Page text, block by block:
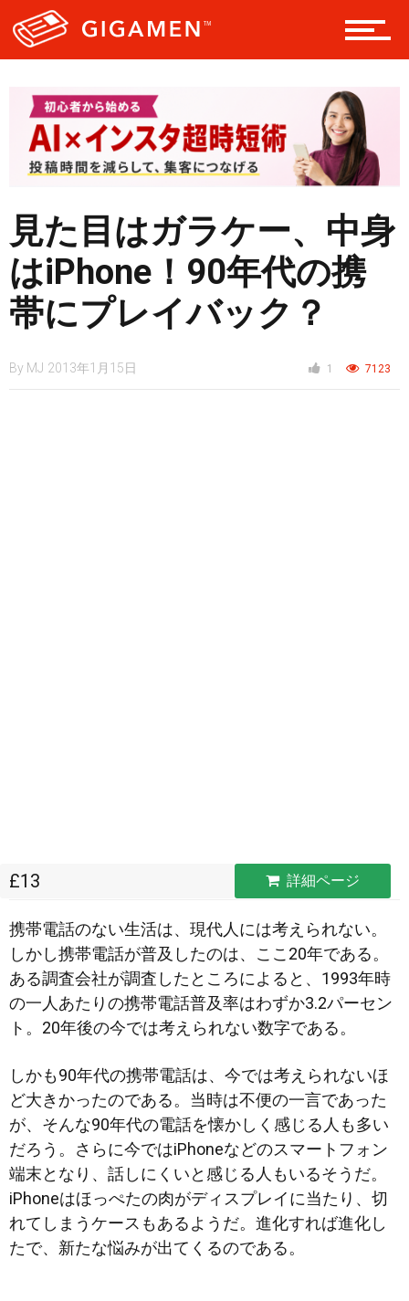
テック
レジャー
スタイル
見た目はガラケー、中身
はiPhone！90年代の携
帯にプレイバック？
By MJ 2013年1月15日 1 7123
£13 詳細ページ
携帯電話のない生活は、現代人には考えられない。
しかし携帯電話が普及したのは、ここ20年である。
ある調査会社が調査したところによると、1993年時
の一人あたりの携帯電話普及率はわずか3.2パーセン
ト。20年後の今では考えられない数字である。
しかも90年代の携帯電話は、今では考えられないほ
ど大きかったのである。当時は不便の一言であった
が、そんな90年代の電話を懐かしく感じる人も多い
だろう。さらに今ではiPhoneなどのスマートフォン
端末となり、話しにくいと感じる人もいるそうだ。
iPhoneはほっぺたの肉がディスプレイに当たり、切
れてしまうケースもあるようだ。進化すれば進化し
たで、新たな悩みが出てくるのである。